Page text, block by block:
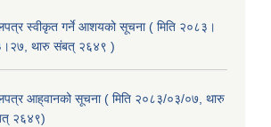
स्वीकृत गर्ने आशयको सूचना ( मिति २०८३।
थारु संबत् २६४९ )
आह्‌वानको सूचना ( मिति २०८३/०३/०७, थारु
२६४९)